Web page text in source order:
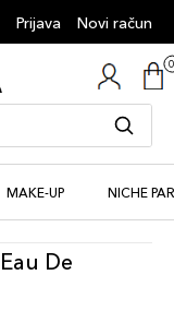
Prijava Novi račun
MAKE-UP NICHE
De